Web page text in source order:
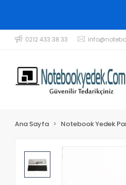
0212 433 38 33
Ana Sayfa Notebook Yedek